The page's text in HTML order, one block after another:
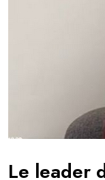
Le leader